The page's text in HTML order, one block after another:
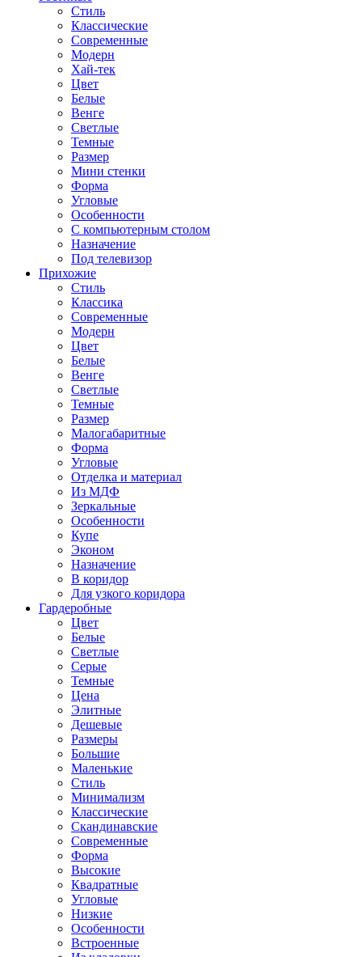
Стиль
Классические
Современные
Модерн
Хай-тек
Цвет
Белые
Венге
Светлые
Темные
Размер
Мини стенки
Форма
Угловые
Особенности
С компьютерным столом
Назначение
Под телевизор
Прихожие
Стиль
Классика
Современные
Модерн
Цвет
Белые
Венге
Светлые
Темные
Размер
Малогабаритные
Форма
Угловые
Отделка и материал
Из МДФ
Зеркальные
Особенности
Купе
Эконом
Назначение
В коридор
Для узкого коридора
Гардеробные
Цвет
Белые
Светлые
Серые
Темные
Цена
Элитные
Дешевые
Размеры
Большие
Маленькие
Стиль
Минимализм
Классические
Скандинавские
Современные
Форма
Высокие
Квадратные
Угловые
Низкие
Особенности
Встроенные